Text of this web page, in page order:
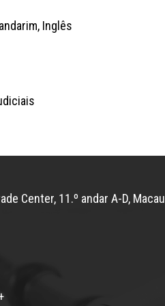
Inglês
Center, 11.º andar A-D, Macau